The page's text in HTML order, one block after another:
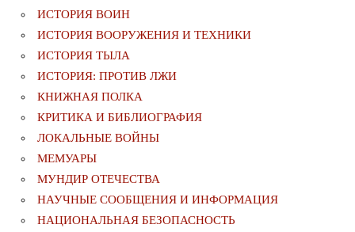
ИСТОРИЯ ВОИН
ИСТОРИЯ ВООРУЖЕНИЯ И ТЕХНИКИ
ИСТОРИЯ ТЫЛА
ИСТОРИЯ: ПРОТИВ ЛЖИ
КНИЖНАЯ ПОЛКА
КРИТИКА И БИБЛИОГРАФИЯ
ЛОКАЛЬНЫЕ ВОЙНЫ
МЕМУАРЫ
МУНДИР ОТЕЧЕСТВА
НАУЧНЫЕ СООБЩЕНИЯ И ИНФОРМАЦИЯ
НАЦИОНАЛЬНАЯ БЕЗОПАСНОСТЬ